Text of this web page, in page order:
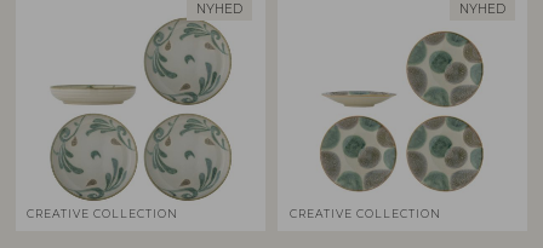
NYHED
CREATIVE COLLECTION
NYHED
CREATIVE COLLECTION